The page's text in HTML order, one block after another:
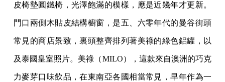
皮椅墊圓鐵椅，光澤飽滿的模樣，應是近幾年才更新。
門口兩側木貼皮結構櫥窗，是五、六零年代的曼谷街頭
常見的商店景致，裏頭整齊排列著美祿的綠色鋁罐，以
及泰國皇室照片。美祿（MILO），這款來自澳洲的巧克
力麥芽口味飲品，在東南亞各國相當常見，早年作為一